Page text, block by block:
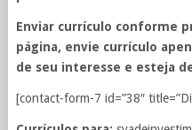
Enviar currículo conforme
página, envie currículo
de seu interesse e esteja
[contact-form-7 id=”38″